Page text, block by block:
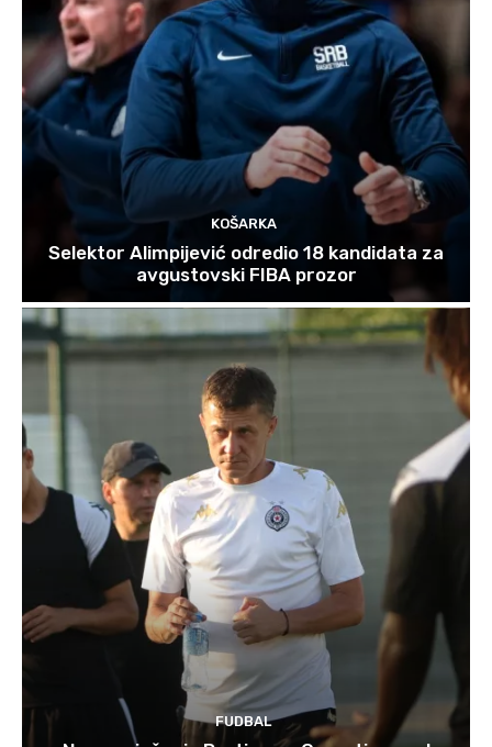
KOŠARKA
Selektor Alimpijević odredio 18 kandidata za
avgustovski FIBA prozor
FUDBAL